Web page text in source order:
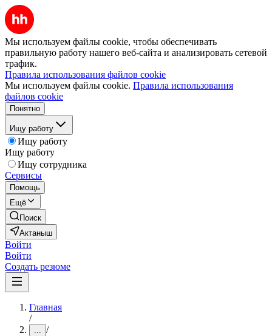
Мы используем файлы cookie, чтобы обеспечивать
правильную работу нашего веб-сайта и анализировать сетевой
трафик.
Правила использования файлов cookie
Мы используем файлы cookie. Правила использования
файлов cookie
Понятно
Ищу работу
Ищу работу
Ищу работу
Ищу сотрудника
Сервисы
Помощь
Ещё
Поиск
Актаныш
Войти
Войти
Создать резюме
Главная
/
... /